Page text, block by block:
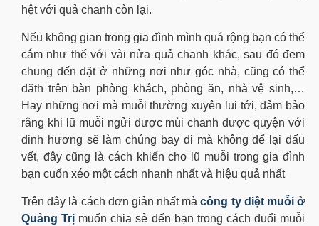
hệt với quả chanh còn lại.
Nếu không gian trong gia đình mình quá rộng bạn có thể
cắm như thế với vài nửa quả chanh khác, sau đó đem
chung đến đặt ở những nơi như góc nhà, cũng có thể
đăth trên bàn phòng khách, phòng ăn, nhà vệ sinh,…
Hay những nơi mà muỗi thường xuyên lui tới, đảm bảo
rằng khi lũ muỗi ngửi được mùi chanh được quyện với
đinh hương sẽ làm chúng bay đi mà không để lại dấu
vết, đây cũng là cách khiến cho lũ muỗi trong gia đình
bạn cuốn xéo một cách nhanh nhất và hiệu quả nhất
Trên đây là cách đơn giản nhất màcông ty diệt muỗi ở
Quảng Trị muốn chia sẻ đến bạn trong cách đuổi muỗi